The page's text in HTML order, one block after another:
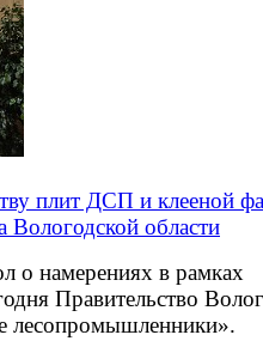
плит ДСП и клееной
Вологодской области
о намерениях в рамках
Правительство
лесопромышленники».